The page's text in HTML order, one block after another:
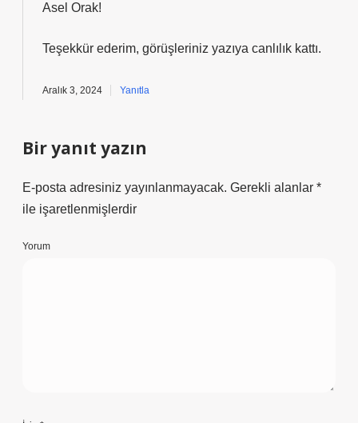
Asel Orak!
Teşekkür ederim, görüşleriniz yazıya canlılık kattı.
Aralık 3, 2024 Yanıtla
Bir yanıt yazın
E-posta adresiniz yayınlanmayacak. Gerekli alanlar *
ile işaretlenmişlerdir
Yorum